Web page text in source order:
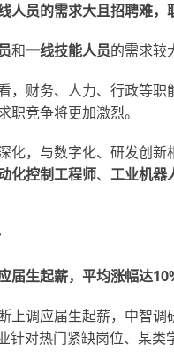
人员的需求大且招聘难，
和一线技能人员的需求较
，财务、人力、行政等
职竞争将更加激烈。
化，与数字化、研发创
化控制工程师、 工业机器
届生起薪，平均涨幅达
上调应届生起薪，中智
针对热门紧缺岗位、某类